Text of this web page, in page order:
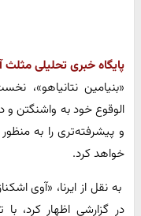
پایگاه خبری تحلیلی مثلث
«بنیامین نتانیاهو»،
الوقوع خود به واشنگتن و
و پیشرفته‌تری را به
خواهد کرد.
به نقل از ایرنا، «آوی
در گزارشی اظهار کرد،